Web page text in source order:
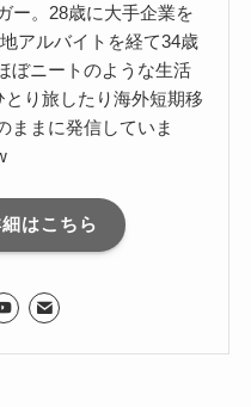
ー。28歳に大手企業を
アルバイトを経て34歳
ぼニートのような生活
り旅したり海外短期移
ままに発信していま
はこちら